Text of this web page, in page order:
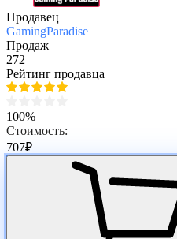
Продавец
GamingParadise
Продаж
272
Рейтинг продавца
100%
Стоимость:
707₽